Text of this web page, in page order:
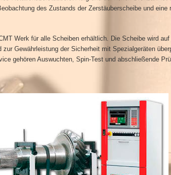
des Zustands der Zerstäuberscheibe und eine
Werk für alle Scheiben erhältlich. Die Scheibe wird auf
Gewährleistung der Sicherheit mit Spezialgeräten
gehören Auswuchten, Spin-Test und abschließende